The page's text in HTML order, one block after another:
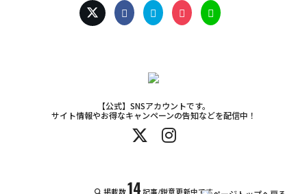
【公式】SNSアカウントです。
サイト情報やお得なキャンペーンの告知などを配信中！
掲載数14記事/鋭意更新中です